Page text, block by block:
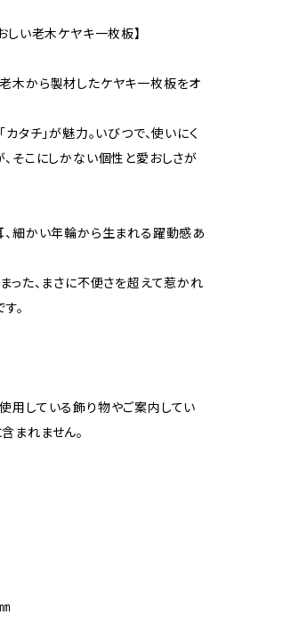
しい老木ケヤキ一枚板】
木から製材したケヤキ一枚板をオ
タチ」が魅力。いびつで、使いにく
そこにしかない個性と愛おしさが
細かい年輪から生まれる躍動感あ
った、まさに不便さを超えて惹かれ
。
している飾り物やご案内してい
まれません。